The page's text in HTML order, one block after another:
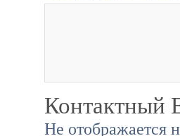
Контактный
Не отображается